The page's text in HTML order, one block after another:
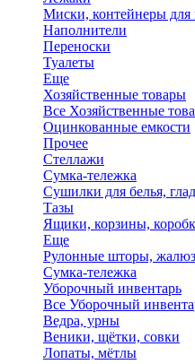
Миски, контейнеры для
Наполнители
Переноски
Туалеты
Еще
Хозяйственные товары
Все Хозяйственные
Оцинкованные емкости
Прочее
Стеллажи
Сумка-тележка
Сушилки для белья,
Тазы
Ящики, корзины,
Еще
Рулонные шторы,
Сумка-тележка
Уборочный инвентарь
Все Уборочный
Ведра, урны
Веники, щётки, совки
Лопаты, мётлы